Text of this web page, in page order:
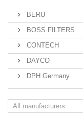
BERU
BOSS FILTERS
CONTECH
DAYCO
DPH Germany